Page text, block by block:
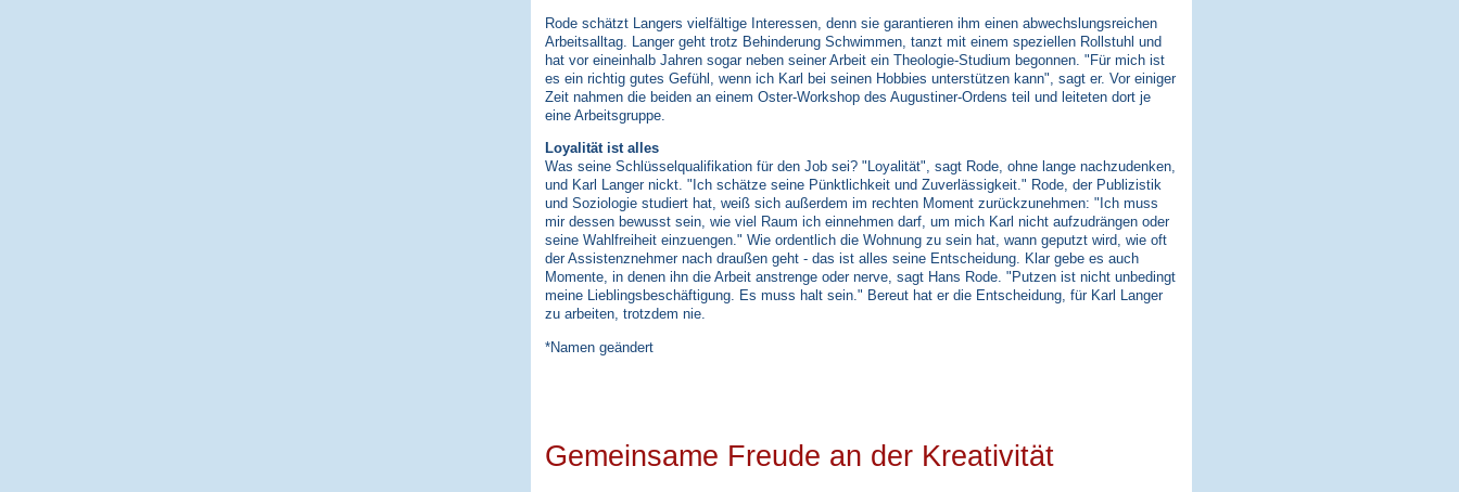
Rode schätzt Langers vielfältige Interessen, denn sie garantieren ihm einen abwechslungsreichen
Arbeitsalltag. Langer geht trotz Behinderung Schwimmen, tanzt mit einem speziellen Rollstuhl und
hat vor eineinhalb Jahren sogar neben seiner Arbeit ein Theologie-Studium begonnen. "Für mich ist
es ein richtig gutes Gefühl, wenn ich Karl bei seinen Hobbies unterstützen kann", sagt er. Vor einiger
Zeit nahmen die beiden an einem Oster-Workshop des Augustiner-Ordens teil und leiteten dort je
eine Arbeitsgruppe.
Loyalität ist alles
Was seine Schlüsselqualifikation für den Job sei? "Loyalität", sagt Rode, ohne lange nachzudenken,
und Karl Langer nickt. "Ich schätze seine Pünktlichkeit und Zuverlässigkeit." Rode, der Publizistik
und Soziologie studiert hat, weiß sich außerdem im rechten Moment zurückzunehmen: "Ich muss
mir dessen bewusst sein, wie viel Raum ich einnehmen darf, um mich Karl nicht aufzudrängen oder
seine Wahlfreiheit einzuengen." Wie ordentlich die Wohnung zu sein hat, wann geputzt wird, wie oft
der Assistenznehmer nach draußen geht - das ist alles seine Entscheidung. Klar gebe es auch
Momente, in denen ihn die Arbeit anstrenge oder nerve, sagt Hans Rode. "Putzen ist nicht unbedingt
meine Lieblingsbeschäftigung. Es muss halt sein." Bereut hat er die Entscheidung, für Karl Langer
zu arbeiten, trotzdem nie.
*Namen geändert
Gemeinsame Freude an der Kreativität